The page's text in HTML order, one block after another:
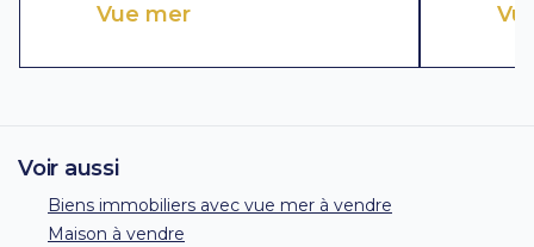
Vue mer
Voir aussi
Biens immobiliers avec vue mer à vendre
Maison à vendre